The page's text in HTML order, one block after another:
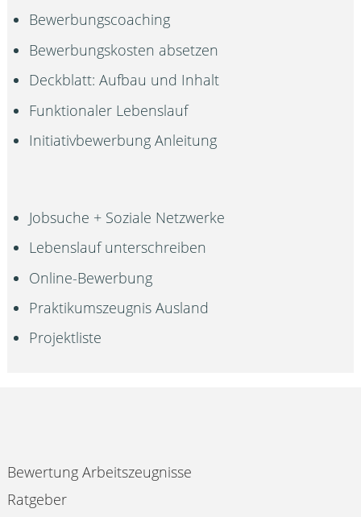
Bewerbungscoaching
Bewerbungskosten absetzen
Deckblatt: Aufbau und Inhalt
Funktionaler Lebenslauf
Initiativbewerbung Anleitung
Jobsuche + Soziale Netzwerke
Lebenslauf unterschreiben
Online-Bewerbung
Praktikumszeugnis Ausland
Projektliste
Bewertung Arbeitszeugnisse
Ratgeber